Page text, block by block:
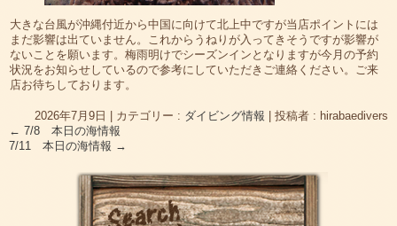
大きな台風が沖縄付近から中国に向けて北上中ですが当店ポイントには
まだ影響は出ていません。これからうねりが入ってきそうですが影響が
ないことを願います。梅雨明けでシーズンインとなりますが今月の予約
状況をお知らせしているので参考にしていただきご連絡ください。ご来
店お待ちしております。
2026年7月9日 | カテゴリー : ダイビング情報 | 投稿者 : hirabaedivers
← 7/8 本日の海情報
7/11 本日の海情報 →